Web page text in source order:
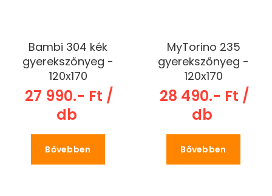
Bambi 304 kék
gyerekszőnyeg -
120x170
27 990.- Ft /
db
Bővebben
MyTorino 235
gyerekszőnyeg -
120x170
28 490.- Ft /
db
Bővebben